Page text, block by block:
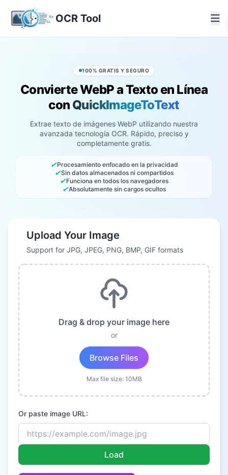
OCR Tool
100% GRATIS Y SEGURO
Convierte WebP a Texto en Línea
con QuickImageToText
Extrae texto de imágenes WebP utilizando nuestra
avanzada tecnología OCR. Rápido, preciso y
completamente gratis.
✔Procesamiento enfocado en la privacidad
✔Sin datos almacenados ni compartidos
✔Funciona en todos los navegadores
✔Absolutamente sin cargos ocultos
Upload Your Image
Support for JPG, JPEG, PNG, BMP, GIF formats
Drag & drop your image here
or
Browse Files
Max file size: 10MB
Or paste image URL:
Load